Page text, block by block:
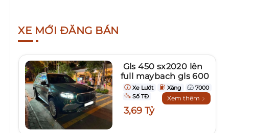
XE MỚI ĐĂNG BÁN
Gls 450 sx2020 lên
full maybach gls 600
Xe Lướt Xăng
7000
Số TĐ
Xem thêm
3,69 Tỷ